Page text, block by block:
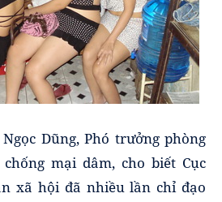
Dũng, Phó trưởng phòng
mại dâm, cho biết Cục
xã hội đã nhiều lần chỉ đạo